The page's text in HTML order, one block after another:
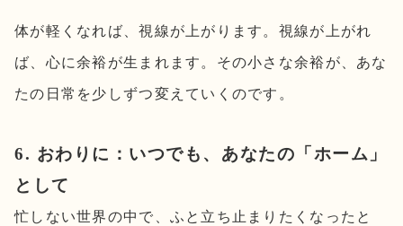
体が軽くなれば、視線が上がります。視線が上がれ
ば、心に余裕が生まれます。その小さな余裕が、あな
たの日常を少しずつ変えていくのです。
6. おわりに：いつでも、あなたの「ホーム」
として
忙しない世界の中で、ふと立ち止まりたくなったと